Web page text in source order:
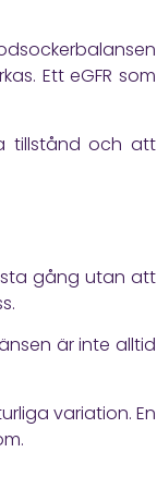
Ett eGFR som
tillstånd och att
gång utan att
är inte alltid
variation. En